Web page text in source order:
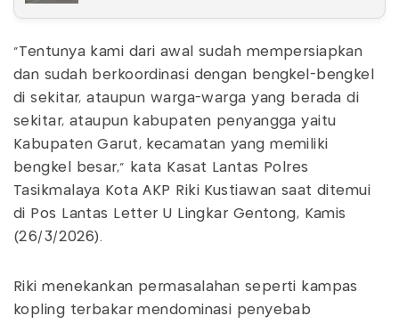
"Tentunya kami dari awal sudah mempersiapkan
dan sudah berkoordinasi dengan bengkel-bengkel
di sekitar, ataupun warga-warga yang berada di
sekitar, ataupun kabupaten penyangga yaitu
Kabupaten Garut, kecamatan yang memiliki
bengkel besar," kata Kasat Lantas Polres
Tasikmalaya Kota AKP Riki Kustiawan saat ditemui
di Pos Lantas Letter U Lingkar Gentong, Kamis
(26/3/2026).
Riki menekankan permasalahan seperti kampas
kopling terbakar mendominasi penyebab